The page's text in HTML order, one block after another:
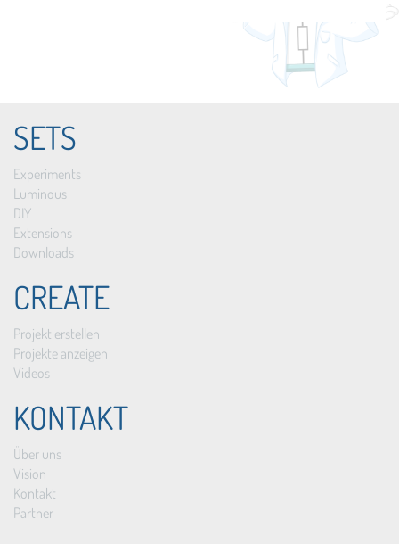
SETS
Experiments
Luminous
DIY
Extensions
Downloads
CREATE
Projekt erstellen
Projekte anzeigen
Videos
KONTAKT
Über uns
Vision
Kontakt
Partner